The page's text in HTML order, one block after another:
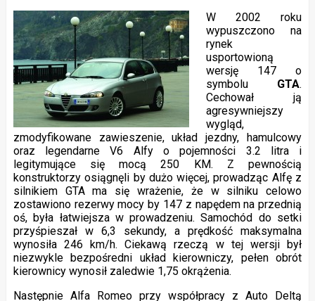
W 2002 roku
wypuszczono na
rynek
usportowioną
wersję 147 o
symbolu GTA.
Cechował ją
agresywniejszy
wygląd,
zmodyfikowane zawieszenie, układ jezdny, hamulcowy
oraz legendarne V6 Alfy o pojemności 3.2 litra i
legitymujące się mocą 250 KM. Z pewnością
konstruktorzy osiągnęli by dużo więcej, prowadząc Alfę z
silnikiem GTA ma się wrażenie, że w silniku celowo
zostawiono rezerwy mocy by 147 z napędem na przednią
oś, była łatwiejsza w prowadzeniu. Samochód do setki
przyśpieszał w 6,3 sekundy, a prędkość maksymalna
wynosiła 246 km/h. Ciekawą rzeczą w tej wersji był
niezwykle bezpośredni układ kierowniczy, pełen obrót
kierownicy wynosił zaledwie 1,75 okrążenia.
Następnie Alfa Romeo przy współpracy z Auto Deltą